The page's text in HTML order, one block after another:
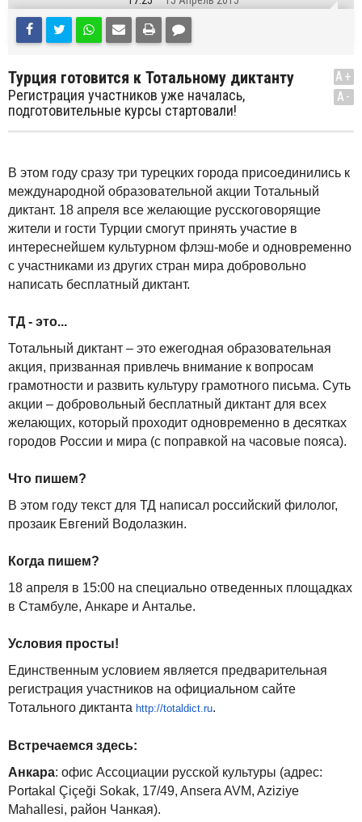
Турция готовится к Тотальному диктанту
Регистрация участников уже началась,
подготовительные курсы стартовали!
A+
A-
В этом году сразу три турецких города присоединились к
международной образовательной акции Тотальный
диктант. 18 апреля все желающие русскоговорящие
жители и гости Турции смогут принять участие в
интереснейшем культурном флэш-мобе и одновременно
с участниками из других стран мира добровольно
написать бесплатный диктант.
ТД - это...
Тотальный диктант – это ежегодная образовательная
акция, призванная привлечь внимание к вопросам
грамотности и развить культуру грамотного письма. Суть
акции – добровольный бесплатный диктант для всех
желающих, который проходит одновременно в десятках
городов России и мира (с поправкой на часовые пояса).
Что пишем?
В этом году текст для ТД написал российский филолог,
прозаик Евгений Водолазкин.
Когда пишем?
18 апреля в 15:00 на специально отведенных площадках
в Стамбуле, Анкаре и Анталье.
Условия просты!
Единственным условием является предварительная
регистрация участников на официальном сайте
Тотального диктанта http://totaldict.ru.
Встречаемся здесь:
Анкара: офис Ассоциации русской культуры (адрес:
Portakal Çiçeği Sokak, 17/49, Ansera AVM, Aziziye
Mahallesi, район Чанкая).